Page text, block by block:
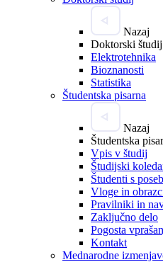
Nazaj
Doktorski študij
Elektrotehnika
Bioznanosti
Statistika
Študentska pisarna
Nazaj
Študentska
Vpis v študij
Študijski
Študenti s
Vloge in
Pravilniki in
Zaključno delo
Pogosta
Kontakt
Mednarodne